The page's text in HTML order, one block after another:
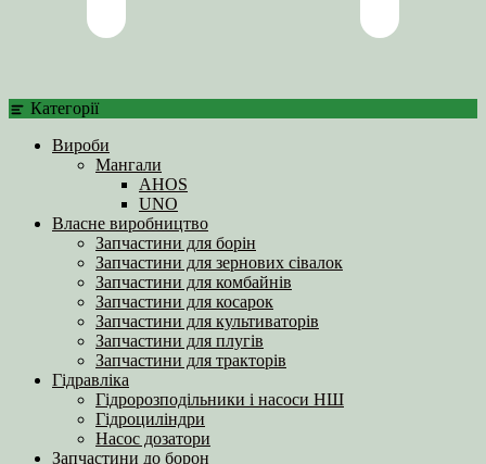
Категорії
Вироби
Мангали
AHOS
UNO
Власне виробництво
Запчастини для борін
Запчастини для зернових сівалок
Запчастини для комбайнів
Запчастини для косарок
Запчастини для культиваторів
Запчастини для плугів
Запчастини для тракторів
Гідравліка
Гідророзподільники і насоси НШ
Гідроциліндри
Насос дозатори
Запчастини до борон